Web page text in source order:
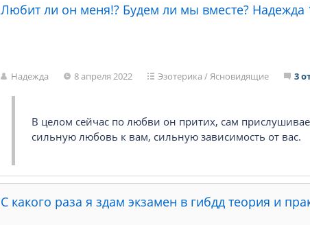
Любит ли он меня!? Будем ли мы вместе? Надежда
Надежда 8 апреля 2022 Эзотерика /Ясновидящие 3
В целом сейчас по любви он притих, сам
сильную любовь к вам, сильную зависимость от вас.
С какого раза я здам экзамен в гибдд теория и